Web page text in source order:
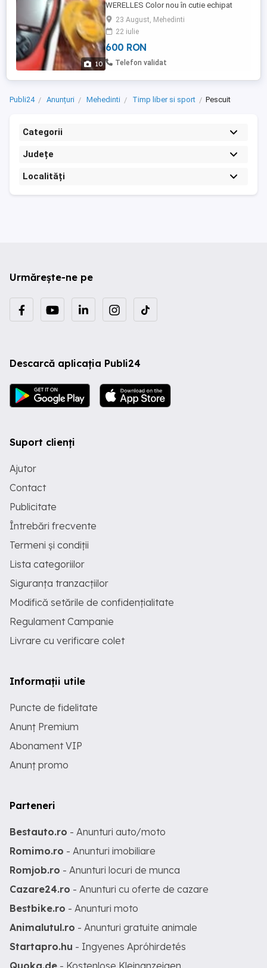
10
WERELLES Color nou în cutie echipat
complect.
23 August, Mehedinti
22 iulie
600 RON
Telefon validat
Publi24 Anunțuri Mehedinti Timp liber si sport Pescuit
Categorii
Județe
Localități
Urmărește-ne pe
Descarcă aplicația Publi24
Suport clienți
Ajutor
Contact
Publicitate
Întrebări frecvente
Termeni și condiții
Lista categoriilor
Siguranța tranzacțiilor
Modifică setările de confidențialitate
Regulament Campanie
Livrare cu verificare colet
Informații utile
Puncte de fidelitate
Anunț Premium
Abonament VIP
Anunț promo
Parteneri
Bestauto.ro - Anunturi auto/moto
Romimo.ro - Anunturi imobiliare
Romjob.ro - Anunturi locuri de munca
Cazare24.ro - Anunturi cu oferte de cazare
Bestbike.ro - Anunturi moto
Animalutul.ro - Anunturi gratuite animale
Startapro.hu - Ingyenes Apróhirdetés
Quoka.de - Kostenlose Kleinanzeigen